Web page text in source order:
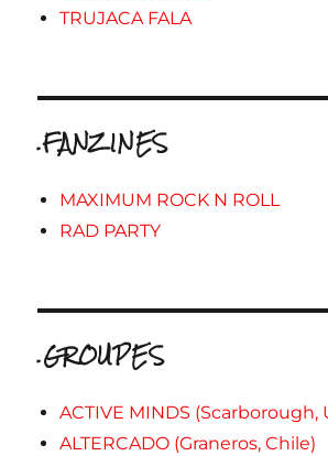
TRUJACA FALA
.FANZINES
MAXIMUM ROCK N ROLL
RAD PARTY
.GROUPES
ACTIVE MINDS (Scarborough,
ALTERCADO (Graneros, Chile)